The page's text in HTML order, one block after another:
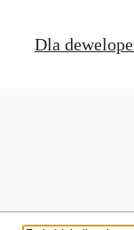
Dla